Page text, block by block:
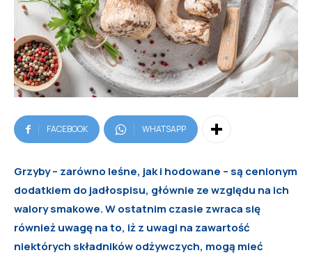
FACEBOOK WHATSAPP
Grzyby – zarówno leśne, jak i hodowane – są cenionym
dodatkiem do jadłospisu, głównie ze względu na ich
walory smakowe. W ostatnim czasie zwraca się
również uwagę na to, iż z uwagi na zawartość
niektórych składników odżywczych, mogą mieć